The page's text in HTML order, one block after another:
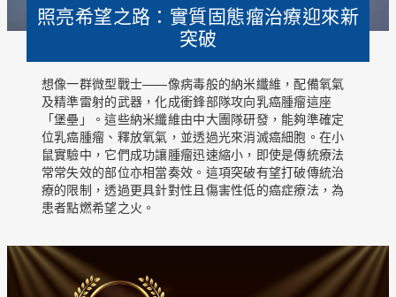
照亮希望之路：實質固態瘤治療迎來新
突破
想像一群微型戰士——像病毒般的納米纖維，配備氧氣
及精準雷射的武器，化成衝鋒部隊攻向乳癌腫瘤這座
「堡壘」。這些納米纖維由中大團隊研發，能夠準確定
位乳癌腫瘤、釋放氧氣，並透過光來消滅癌細胞。在小
鼠實驗中，它們成功讓腫瘤迅速縮小，即使是傳統療法
常常失效的部位亦相當奏效。這項突破有望打破傳統治
療的限制，透過更具針對性且傷害性低的癌症療法，為
患者點燃希望之火。